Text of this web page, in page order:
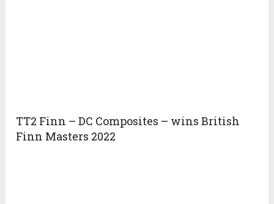
TT2 Finn – DC Composites – wins British
Finn Masters 2022